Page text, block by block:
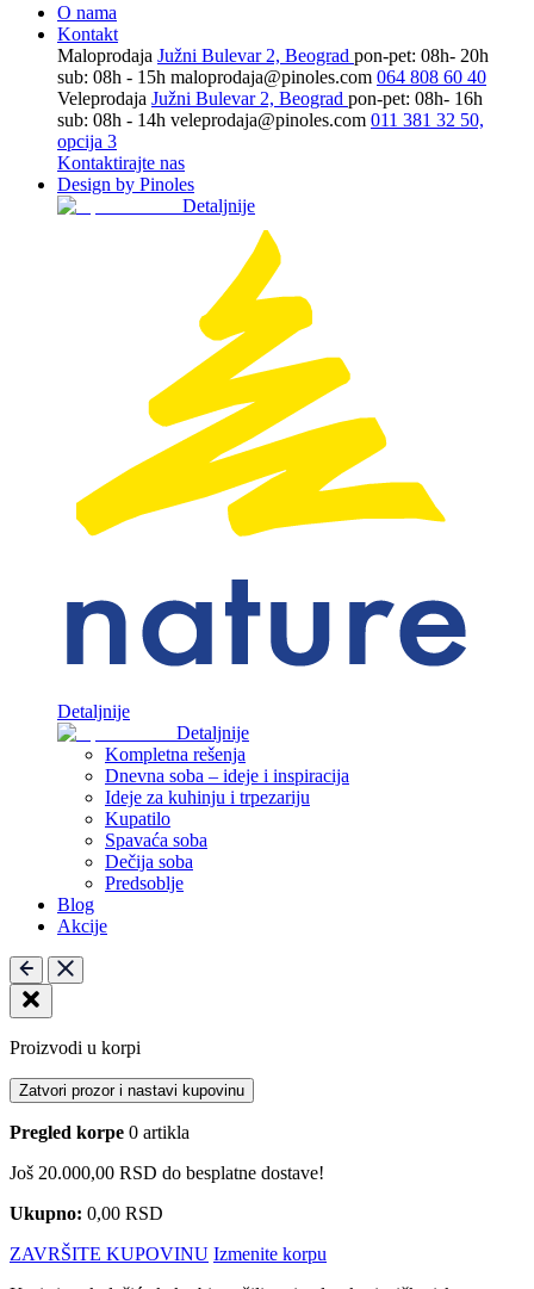
O nama
Kontakt
Maloprodaja Južni Bulevar 2, Beograd pon-pet: 08h- 20h
sub: 08h - 15h maloprodaja@pinoles.com 064 808 60 40
Veleprodaja Južni Bulevar 2, Beograd pon-pet: 08h- 16h
sub: 08h - 14h veleprodaja@pinoles.com 011 381 32 50,
opcija 3
Kontaktirajte nas
Design by Pinoles
Detaljnije
Detaljnije
Detaljnije
Kompletna rešenja
Dnevna soba – ideje i inspiracija
Ideje za kuhinju i trpezariju
Kupatilo
Spavaća soba
Dečija soba
Predsoblje
Blog
Akcije
Proizvodi u korpi
Zatvori prozor i nastavi kupovinu
Pregled korpe 0 artikla
Još 20.000,00 RSD do besplatne dostave!
Ukupno: 0,00 RSD
ZAVRŠITE KUPOVINU Izmenite korpu